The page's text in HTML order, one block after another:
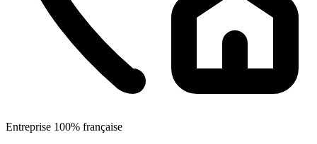
Entreprise 100% française